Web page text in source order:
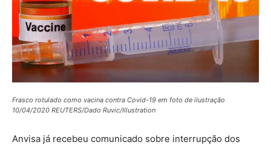
Frasco rotulado como vacina contra Covid-19 em foto de ilustração
10/04/2020 REUTERS/Dado Ruvic/Illustration
Anvisa já recebeu comunicado sobre interrupção dos